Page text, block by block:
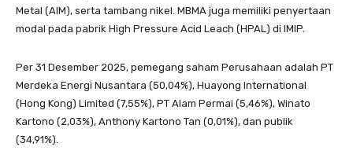
Metal (AIM), serta tambang nikel. MBMA juga memiliki penyertaan
modal pada pabrik High Pressure Acid Leach (HPAL) di IMIP.
Per 31 Desember 2025, pemegang saham Perusahaan adalah PT
Merdeka Energi Nusantara (50,04%), Huayong International
(Hong Kong) Limited (7,55%), PT Alam Permai (5,46%), Winato
Kartono (2,03%), Anthony Kartono Tan (0,01%), dan publik
(34,91%).